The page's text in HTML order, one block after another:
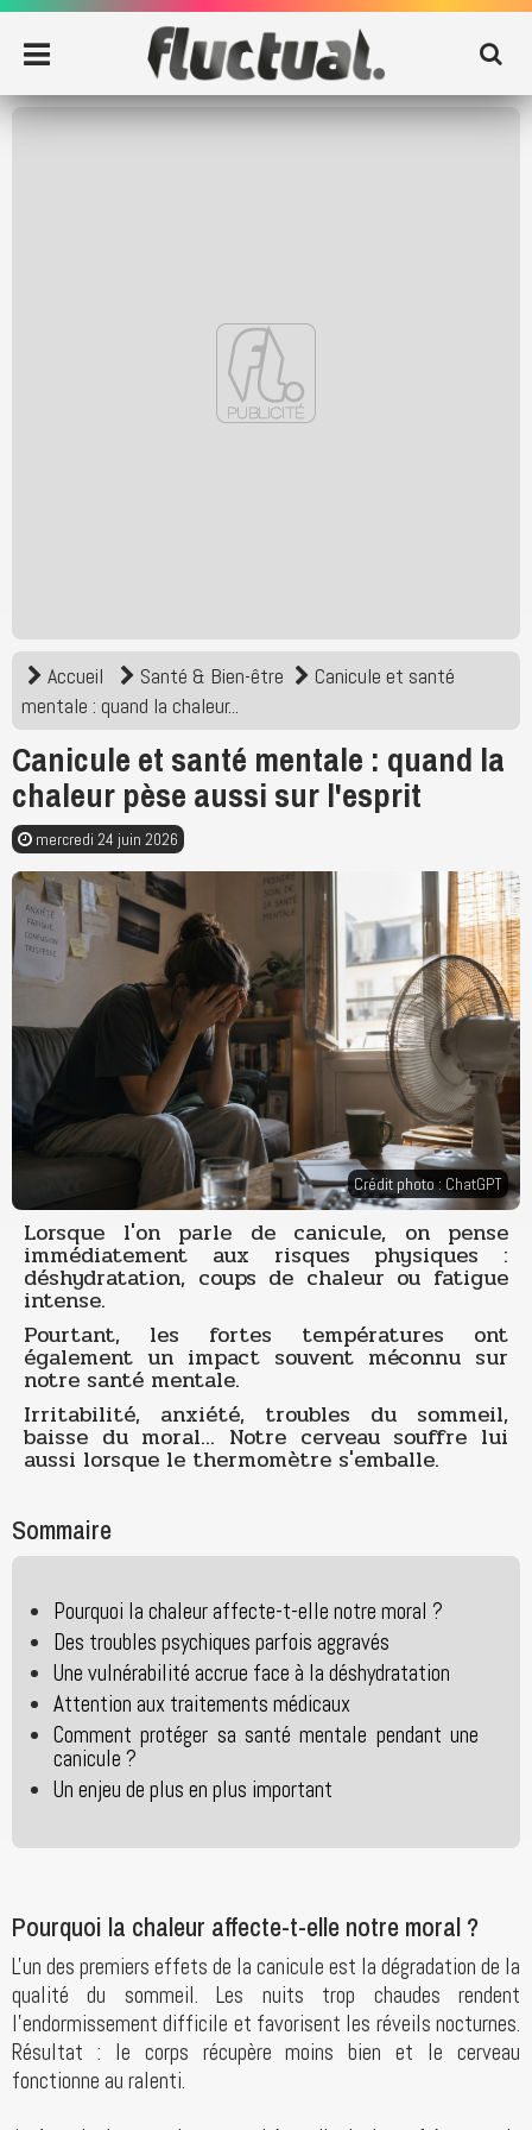
Accueil Santé & Bien-être
Canicule et santé
mentale : quand la chaleur...
Canicule et santé mentale : quand la
chaleur pèse aussi sur l'esprit
mercredi 24 juin 2026
Crédit photo : ChatGPT
Lorsque l'on parle de canicule, on pense
immédiatement aux risques physiques :
déshydratation, coups de chaleur ou fatigue
intense.
Pourtant, les fortes températures ont
également un impact souvent méconnu sur
notre santé mentale.
Irritabilité, anxiété, troubles du sommeil,
baisse du moral... Notre cerveau souffre lui
aussi lorsque le thermomètre s'emballe.
Sommaire
Pourquoi la chaleur affecte-t-elle notre moral ?
Des troubles psychiques parfois aggravés
Une vulnérabilité accrue face à la déshydratation
Attention aux traitements médicaux
Comment protéger sa santé mentale pendant une
canicule ?
Un enjeu de plus en plus important
Pourquoi la chaleur affecte-t-elle notre moral ?
L'un des premiers effets de la canicule est la dégradation de la
qualité du sommeil. Les nuits trop chaudes rendent
l'endormissement difficile et favorisent les réveils nocturnes.
Résultat : le corps récupère moins bien et le cerveau
fonctionne au ralenti.